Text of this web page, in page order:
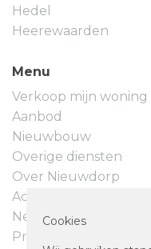
Hedel
Heerewaarden
Menu
Verkoop mijn woning
Aanbod
Nieuwbouw
Overige diensten
Over Nieuwdorp
Actueel
Neem contact op
Privacyverklaring
Cookies